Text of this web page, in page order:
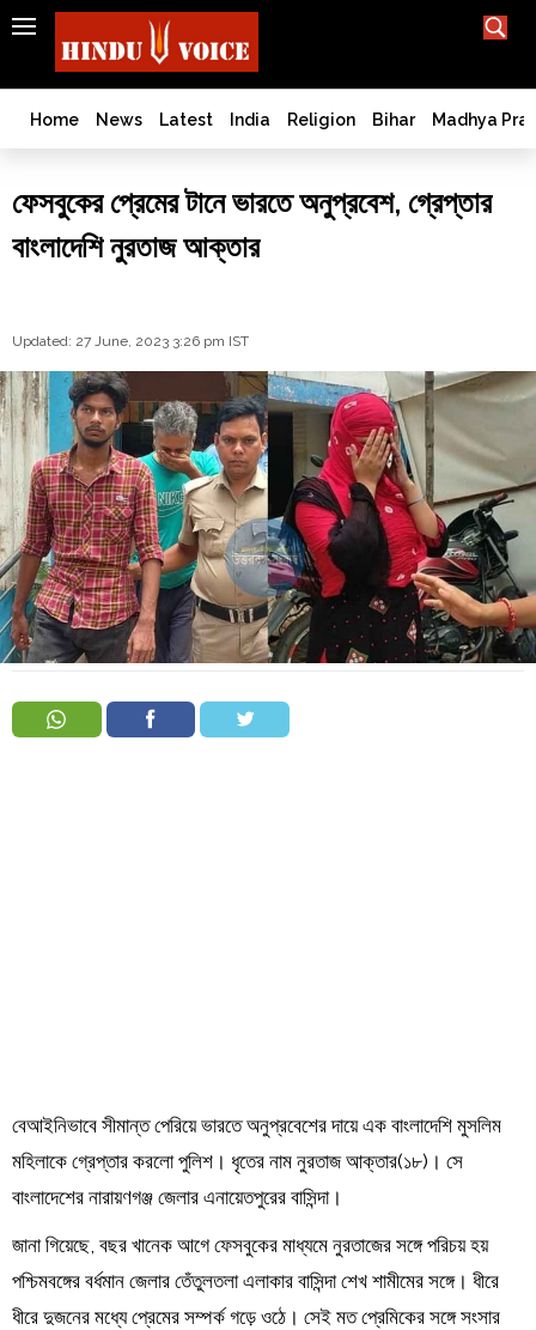
SEARCH
India
Bangladesh
West
World
History
Ghar
Wapsi
Politics
Law
&
Order
Hindu
Temples
Home News Latest India Religion Bihar Madhya
ফেসবুকের প্রেমের টানে ভারতে অনুপ্রবেশ, গ্রেপ্তার
বাংলাদেশি নুরতাজ আক্তার
Updated: 27 June, 2023 3:26 pm IST
বেআইনিভাবে সীমান্ত পেরিয়ে ভারতে অনুপ্রবেশের দায়ে এক বাংলাদেশি মুসলিম
মহিলাকে গ্রেপ্তার করলো পুলিশ। ধৃতের নাম নুরতাজ আক্তার(১৮)। সে
বাংলাদেশের নারায়ণগঞ্জ জেলার এনায়েতপুরের বাসিন্দা।
জানা গিয়েছে, বছর খানেক আগে ফেসবুকের মাধ্যমে নুরতাজের সঙ্গে পরিচয় হয়
পশ্চিমবঙ্গের বর্ধমান জেলার তেঁতুলতলা এলাকার বাসিন্দা শেখ শামীমের সঙ্গে। ধীরে
ধীরে দুজনের মধ্যে প্রেমের সম্পর্ক গড়ে ওঠে। সেই মত প্রেমিকের সঙ্গে সংসার